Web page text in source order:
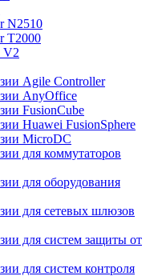
N2510
T2000
V2
Agile Controller
AnyOffice
FusionCube
Huawei FusionSphere
MicroDC
для коммутаторов
для оборудования
для сетевых шлюзов
для систем защиты от
для систем контроля